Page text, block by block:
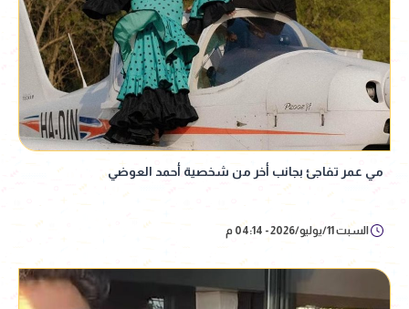
مي عمر تفاجئ بجانب أخر من شخصية أحمد العوضي
السبت 11/يوليو/2026 - 04:14 م